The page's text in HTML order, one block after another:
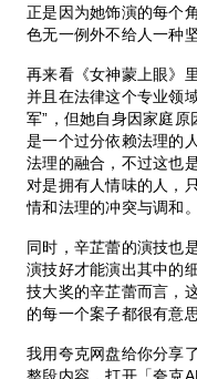
正是因为她饰演的每个
色无一例外不给人一种
再来看《女神蒙上眼》
并且在法律这个专业领
军”，但她自身因家庭
是一个过分依赖法理的
法理的融合，不过这也
对是拥有人情味的人，
情和法理的冲突与调和。
同时，辛芷蕾的演技也
演技好才能演出其中的
技大奖的辛芷蕾而言，
的每一个案子都很有意
我用夸克网盘给你分享